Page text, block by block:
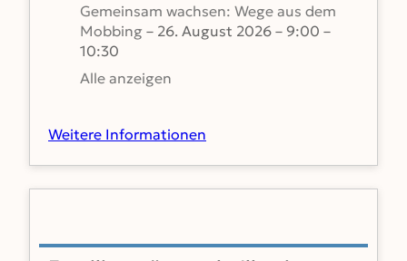
Gemeinsam wachsen: Wege aus dem
Mobbing – 26. August 2026 – 9:00 –
10:30
Alle anzeigen
Weitere Informationen